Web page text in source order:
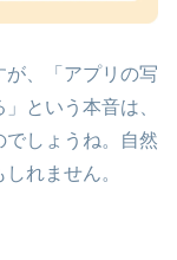
、「アプリの写
という本音は、
でしょうね。自然
れません。